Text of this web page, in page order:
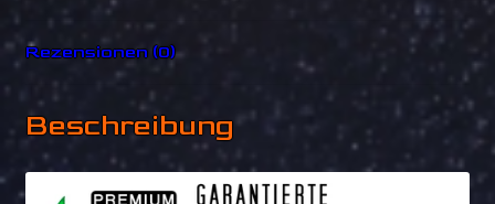
Rezensionen (0)
Beschreibung